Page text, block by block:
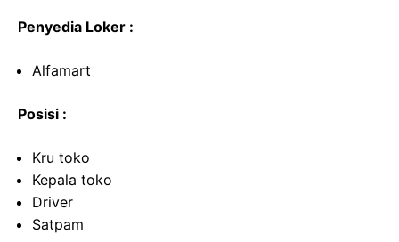
Penyedia Loker :
Alfamart
Posisi :
Kru toko
Kepala toko
Driver
Satpam